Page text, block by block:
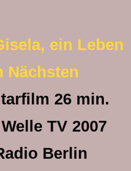
ein Leben
Nächsten
26 min.
TV 2007
Berlin